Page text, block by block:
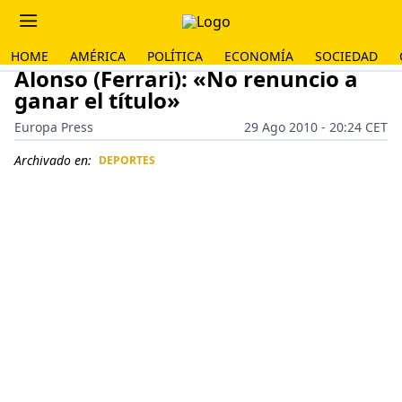
HOME AMÉRICA POLÍTICA ECONOMÍA SOCIEDAD
Alonso (Ferrari): «No renuncio a
ganar el título»
Europa Press
29 Ago 2010 - 20:24 CET
Archivado en: DEPORTES